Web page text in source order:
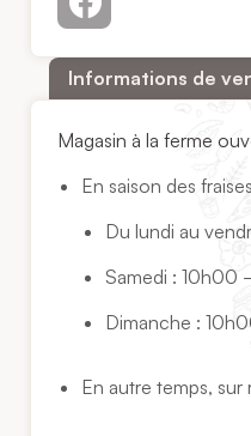
Informations de
Magasin à la ferme
En saison des
Du lundi au
Samedi : 10h00
Dimanche :
En autre temps,